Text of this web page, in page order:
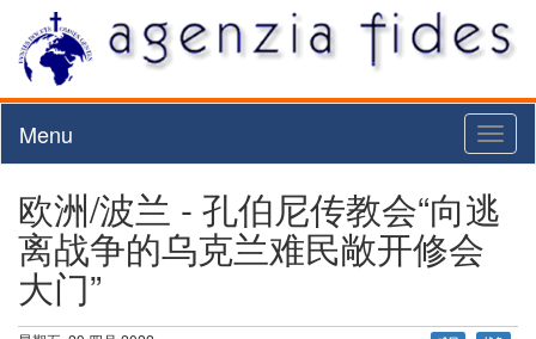
Menu
欧洲/波兰 - 孔伯尼传教会“向逃
离战争的乌克兰难民敞开修会
大门”